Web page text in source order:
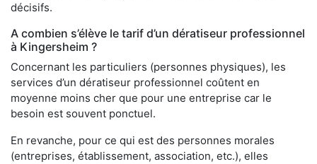
décisifs.
A combien s’élève le tarif d’un dératiseur professionnel
à Kingersheim ?
Concernant les particuliers (personnes physiques), les
services d’un dératiseur professionnel coûtent en
moyenne moins cher que pour une entreprise car le
besoin est souvent ponctuel.
En revanche, pour ce qui est des personnes morales
(entreprises, établissement, association, etc.), elles